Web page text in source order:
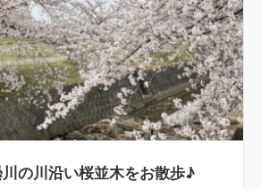
の川沿い桜並木をお散歩♪